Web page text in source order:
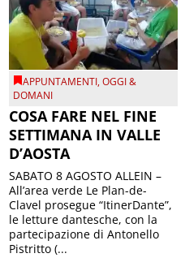
APPUNTAMENTI,OGGI &
DOMANI
COSA FARE NEL FINE
SETTIMANA IN VALLE
D’AOSTA
SABATO 8 AGOSTO ALLEIN –
All’area verde Le Plan-de-
Clavel prosegue “ItinerDante”,
le letture dantesche, con la
partecipazione di Antonello
Pistritto (...